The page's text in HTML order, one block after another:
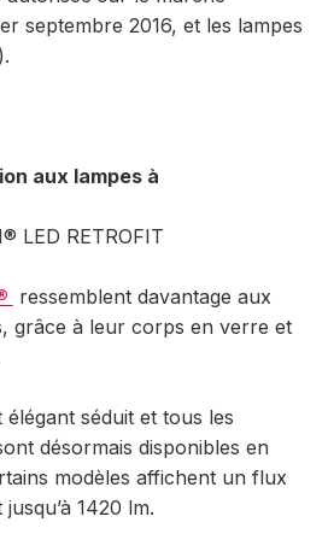
septembre 2016, et les lampes
aux lampes à
LED RETROFIT
ressemblent davantage aux
grâce à leur corps en verre et
élégant séduit et tous les
désormais disponibles en
modèles affichent un flux
1420 lm.